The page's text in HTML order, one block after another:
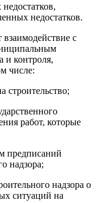
недостатков.
с
и контроля,
числе:
строительство;
работ, которые
предписаний
надзора;
надзора о
ситуаций на